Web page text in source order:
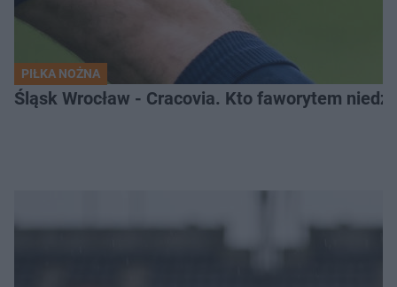
PIŁKA NOŻNA
Śląsk Wrocław - Cracovia. Kto faworytem